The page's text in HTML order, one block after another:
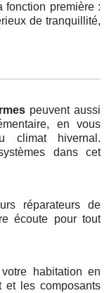
fonction première :
de tranquillité,
peuvent aussi
en vous
climat hivernal.
dans cet
réparateurs de
écoute pour tout
habitation en
et les composants